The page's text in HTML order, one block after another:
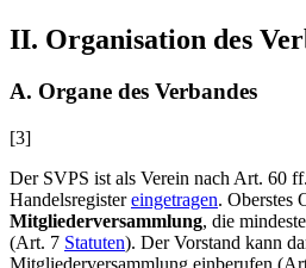
II. Organisation des
A. Organe des Verbandes
[3]
Der SVPS ist als Verein nach Art. 60 ff.
Handelsregistereingetragen. Oberstes
Mitgliederversammlung, die
(Art. 7 Statuten). Der Vorstand kann